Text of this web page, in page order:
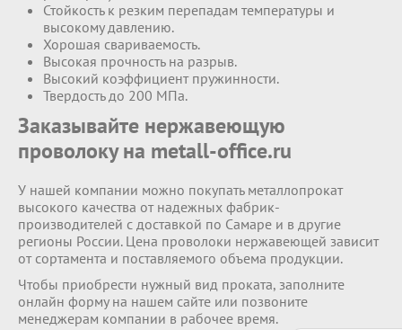
Стойкость к резким перепадам температуры и
высокому давлению.
Хорошая свариваемость.
Высокая прочность на разрыв.
Высокий коэффициент пружинности.
Твердость до 200 МПа.
Заказывайте нержавеющую
проволоку на metall-office.ru
У нашей компании можно покупать металлопрокат
высокого качества от надежных фабрик-
производителей с доставкой по Самаре и в другие
регионы России. Цена проволоки нержавеющей зависит
от сортамента и поставляемого объема продукции.
Чтобы приобрести нужный вид проката, заполните
онлайн форму на нашем сайте или позвоните
менеджерам компании в рабочее время.